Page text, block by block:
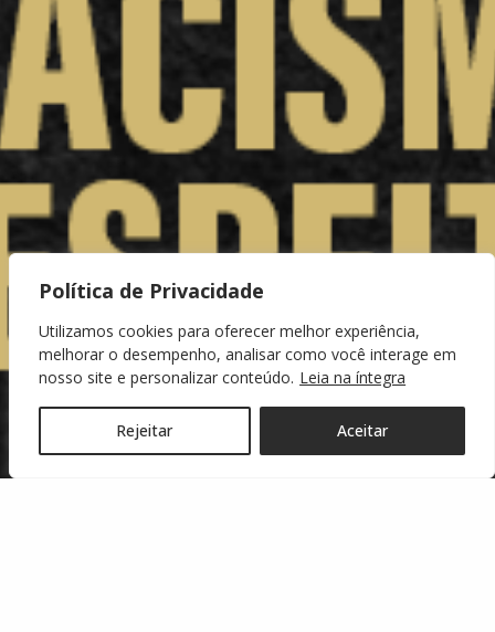
Política de Privacidade
Utilizamos cookies para oferecer melhor experiência,
melhorar o desempenho, analisar como você interage em
nosso site e personalizar conteúdo. Leia na íntegra
Rejeitar Aceitar